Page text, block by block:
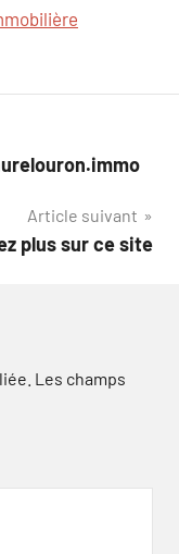
Article suivant
plus sur ce site
Les champs